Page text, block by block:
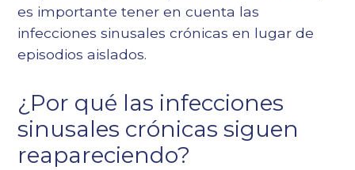
es importante tener en cuenta las
infecciones sinusales crónicas en lugar de
episodios aislados.
¿Por qué las infecciones
sinusales crónicas siguen
reapareciendo?